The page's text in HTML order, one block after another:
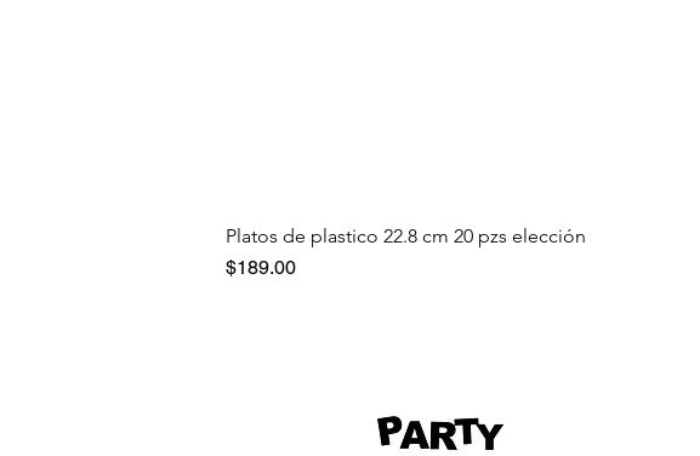
Platos de plastico 22.8 cm 20 pzs elección
Precio
$189.00